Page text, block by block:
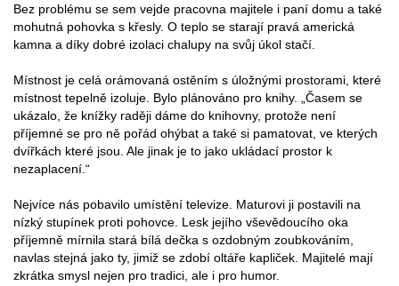
Bez problému se sem vejde pracovna majitele i paní domu a také
mohutná pohovka s křesly. O teplo se starají pravá americká
kamna a díky dobré izolaci chalupy na svůj úkol stačí.
Místnost je celá orámovaná ostěním s úložnými prostorami, které
místnost tepelně izoluje. Bylo plánováno pro knihy. „Časem se
ukázalo, že knížky raději dáme do knihovny, protože není
příjemné se pro ně pořád ohýbat a také si pamatovat, ve kterých
dvířkách které jsou. Ale jinak je to jako ukládací prostor k
nezaplacení.“
Nejvíce nás pobavilo umístění televize. Maturovi ji postavili na
nízký stupínek proti pohovce. Lesk jejího vševědoucího oka
příjemně mírnila stará bílá dečka s ozdobným zoubkováním,
navlas stejná jako ty, jimiž se zdobí oltáře kapliček. Majitelé mají
zkrátka smysl nejen pro tradici, ale i pro humor.